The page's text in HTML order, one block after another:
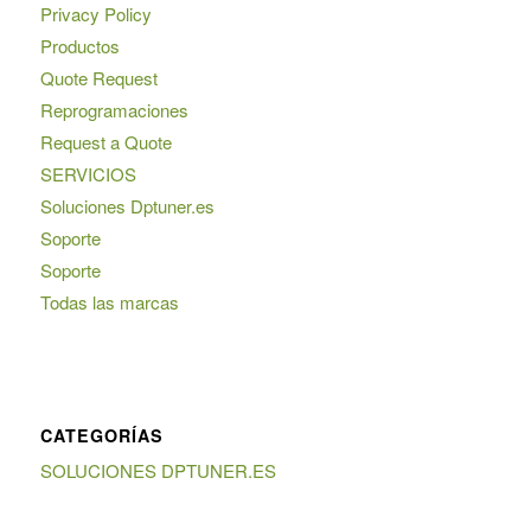
Privacy Policy
Productos
Quote Request
Reprogramaciones
Request a Quote
SERVICIOS
Soluciones Dptuner.es
Soporte
Soporte
Todas las marcas
CATEGORÍAS
SOLUCIONES DPTUNER.ES